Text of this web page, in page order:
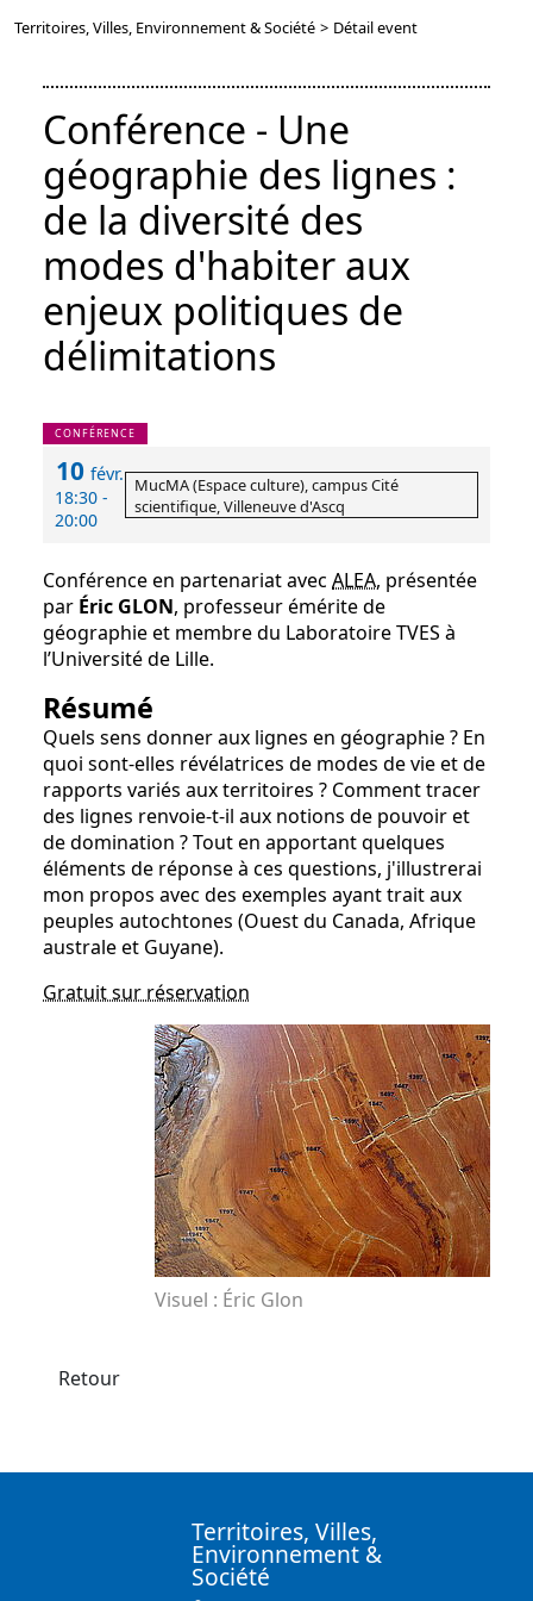
Territoires, Villes, Environnement & Société > Détail event
Conférence - Une
géographie des lignes :
de la diversité des
modes d'habiter aux
enjeux politiques de
délimitations
CONFÉRENCE
10févr.
18:30 -
20:00
MucMA (Espace culture), campus Cité
scientifique, Villeneuve d'Ascq
Conférence en partenariat avec ALEA, présentée
par Éric GLON, professeur émérite de
géographie et membre du Laboratoire TVES à
l’Université de Lille.
Résumé
Quels sens donner aux lignes en géographie ? En
quoi sont-elles révélatrices de modes de vie et de
rapports variés aux territoires ? Comment tracer
des lignes renvoie-t-il aux notions de pouvoir et
de domination ? Tout en apportant quelques
éléments de réponse à ces questions, j'illustrerai
mon propos avec des exemples ayant trait aux
peuples autochtones (Ouest du Canada, Afrique
australe et Guyane).
Gratuit sur réservation
Visuel : Éric Glon
Retour
Territoires, Villes,
Environnement &
Société